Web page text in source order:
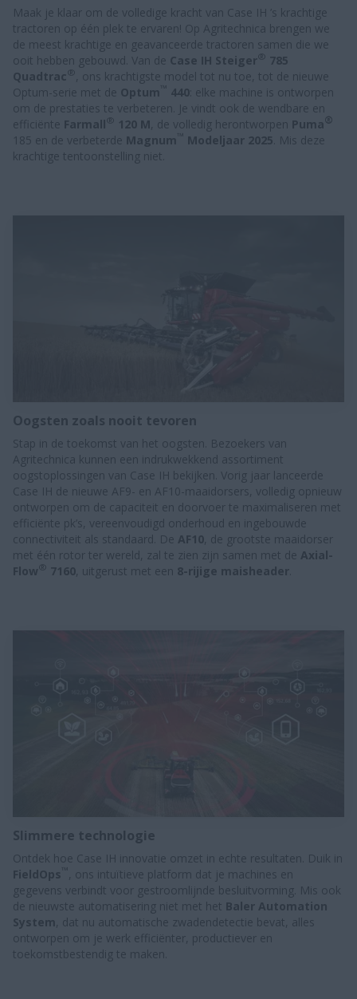
Maak je klaar om de volledige kracht van Case IH ’s krachtige
tractoren op één plek te ervaren! Op Agritechnica brengen we
de meest krachtige en geavanceerde tractoren samen die we
ooit hebben gebouwd. Van de Case IH Steiger ®
785
Quadtrac ® , ons krachtigste model tot nu toe, tot de nieuwe
Optum-serie met de Optum 440 : elke machine is ontworpen
om de prestaties te verbeteren. Je vindt ook de wendbare en
efficiënte Farmall ® 120 M, de volledig herontworpen Puma®
185 en de verbeterde Magnum Modeljaar 2025 . Mis deze
krachtige tentoonstelling niet.
Oogsten zoals nooit tevoren
Stap in de toekomst van het oogsten. Bezoekers van
Agritechnica kunnen een indrukwekkend assortiment
oogstoplossingen van Case IH bekijken. Vorig jaar lanceerde
Case IH de nieuwe AF9- en AF10-maaidorsers, volledig opnieuw
ontworpen om de capaciteit en doorvoer te maximaliseren met
efficiënte pk’s, vereenvoudigd onderhoud en ingebouwde
connectiviteit als standaard. De AF10, de grootste maaidorser
met één rotor ter wereld, zal te zien zijn samen met de Axial-
Flow ® 7160, uitgerust met een 8-rijige maisheader
Slimmere technologie
Ontdek hoe Case IH innovatie omzet in echte resultaten. Duik in
FieldOps , ons intuïtieve platform dat je machines en
gegevens verbindt voor gestroomlijnde besluitvorming. Mis ook
de nieuwste automatisering niet met het Baler Automation
System, dat nu automatische zwadendetectie bevat, alles
ontworpen om je werk efficiënter, productiever en
toekomstbestendig te maken.